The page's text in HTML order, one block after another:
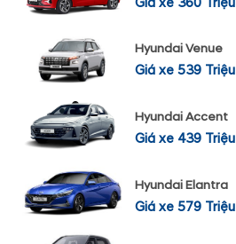
Hyundai Venue
Giá xe 539 Triệu
Hyundai Accent
Giá xe 439 Triệu
Hyundai Elantra
Giá xe 579 Triệu